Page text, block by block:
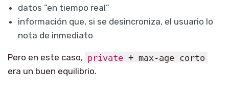
datos “en tiempo real”
información que, si se desincroniza, el usuario lo
nota de inmediato
Pero en este caso, private + max-age corto
era un buen equilibrio.